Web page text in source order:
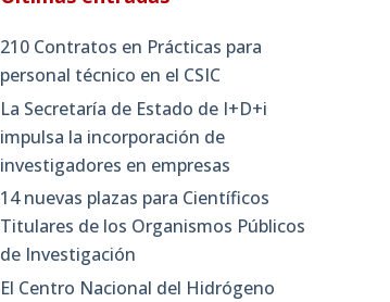
210 Contratos en Prácticas para
personal técnico en el CSIC
La Secretaría de Estado de I+D+i
impulsa la incorporación de
investigadores en empresas
14 nuevas plazas para Científicos
Titulares de los Organismos Públicos
de Investigación
El Centro Nacional del Hidrógeno